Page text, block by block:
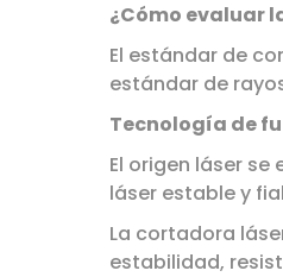
¿Cómo evaluar
El estándar de
estándar de
Tecnología de
El origen láser
láser estable y
La cortadora
estabilidad,